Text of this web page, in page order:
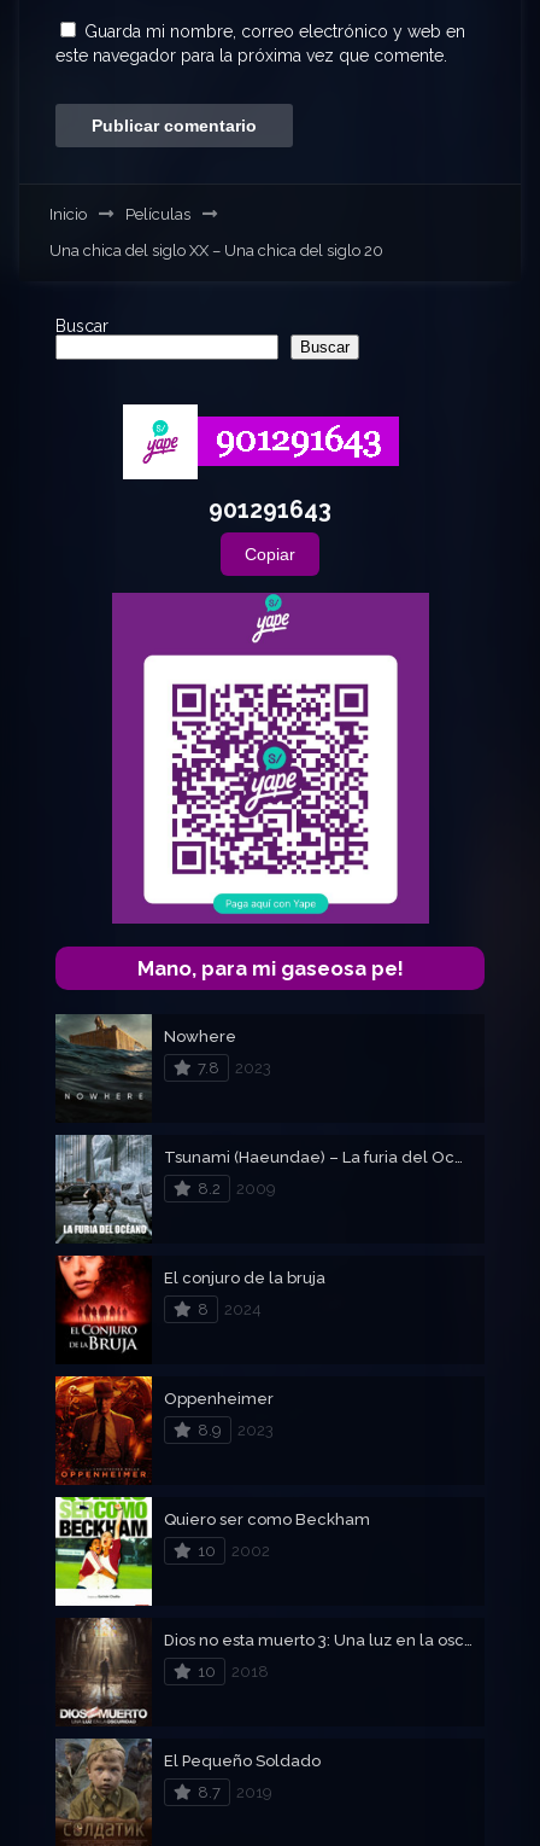
Guarda mi nombre, correo electrónico y web en
este navegador para la próxima vez que comente.
Inicio
Películas
Una chica del siglo XX – Una chica del siglo 20
Buscar
Buscar
901291643
Copiar
Mano, para mi gaseosa pe!
Nowhere
7.8
2023
Tsunami (Haeundae) – La furia del Oceano
8.2
2009
El conjuro de la bruja
8
2024
Oppenheimer
8.9
2023
Quiero ser como Beckham
10
2002
Dios no esta muerto 3: Una luz en la oscuridad
10
2018
El Pequeño Soldado
8.7
2019